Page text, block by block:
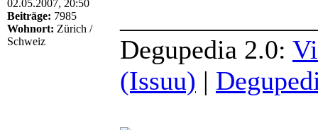
02.05.2007, 20:50
Beiträge: 7985
Wohnort: Zürich /
Schweiz
Degupedia 2.0:
(Issuu) |